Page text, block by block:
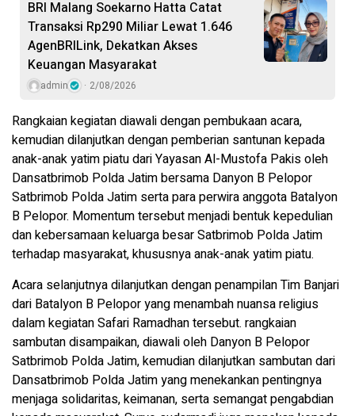
BRI Malang Soekarno Hatta Catat
Transaksi Rp290 Miliar Lewat 1.646
AgenBRILink, Dekatkan Akses
Keuangan Masyarakat
admin 2/08/2026
Rangkaian kegiatan diawali dengan pembukaan acara,
kemudian dilanjutkan dengan pemberian santunan kepada
anak-anak yatim piatu dari Yayasan Al-Mustofa Pakis oleh
Dansatbrimob Polda Jatim bersama Danyon B Pelopor
Satbrimob Polda Jatim serta para perwira anggota Batalyon
B Pelopor. Momentum tersebut menjadi bentuk kepedulian
dan kebersamaan keluarga besar Satbrimob Polda Jatim
terhadap masyarakat, khususnya anak-anak yatim piatu.
Acara selanjutnya dilanjutkan dengan penampilan Tim Banjari
dari Batalyon B Pelopor yang menambah nuansa religius
dalam kegiatan Safari Ramadhan tersebut. rangkaian
sambutan disampaikan, diawali oleh Danyon B Pelopor
Satbrimob Polda Jatim, kemudian dilanjutkan sambutan dari
Dansatbrimob Polda Jatim yang menekankan pentingnya
menjaga solidaritas, keimanan, serta semangat pengabdian